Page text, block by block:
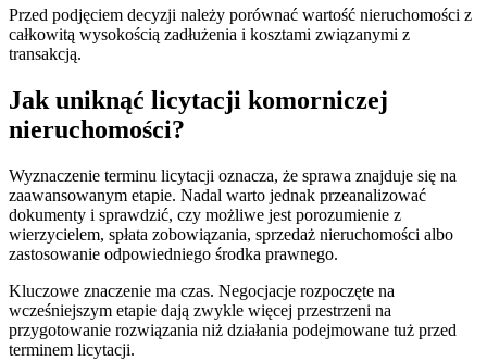
Przed podjęciem decyzji należy porównać wartość nieruchomości z
całkowitą wysokością zadłużenia i kosztami związanymi z
transakcją.
Jak uniknąć licytacji komorniczej
nieruchomości?
Wyznaczenie terminu licytacji oznacza, że sprawa znajduje się na
zaawansowanym etapie. Nadal warto jednak przeanalizować
dokumenty i sprawdzić, czy możliwe jest porozumienie z
wierzycielem, spłata zobowiązania, sprzedaż nieruchomości albo
zastosowanie odpowiedniego środka prawnego.
Kluczowe znaczenie ma czas. Negocjacje rozpoczęte na
wcześniejszym etapie dają zwykle więcej przestrzeni na
przygotowanie rozwiązania niż działania podejmowane tuż przed
terminem licytacji.